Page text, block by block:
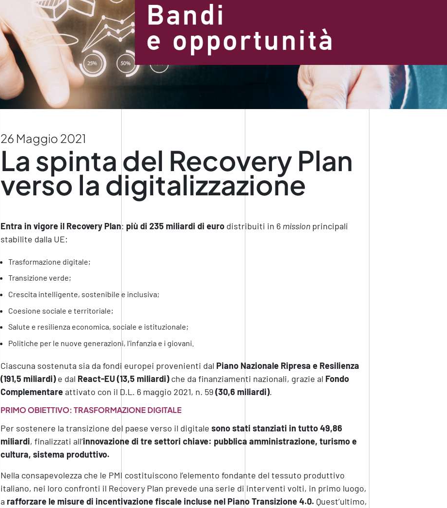
26 Maggio 2021
La spinta del Recovery Plan
verso la digitalizzazione
Entra in vigore il Recovery Plan: più di 235 miliardi di eurodistribuiti in 6 missionprincipali
stabilite dalla UE:
Trasformazione digitale;
Transizione verde;
Crescita intelligente, sostenibile e inclusiva;
Coesione sociale e territoriale;
Salute e resilienza economica, sociale e istituzionale;
Politiche per le nuove generazioni, l’infanzia e i giovani.
Ciascuna sostenuta sia da fondi europei provenienti dal Piano Nazionale Ripresa e Resilienza
(191,5 miliardi)e dal React-EU (13,5 miliardi)che da finanziamenti nazionali, grazie al Fondo
Complementareattivato con il D.L. 6 maggio 2021, n. 59(30,6 miliardi).
PRIMO OBIETTIVO: TRASFORMAZIONE DIGITALE
Per sostenere la transizione del paese verso il digitale sono stati stanziati in tutto 49,86
miliardi, finalizzati all’innovazione di tre settori chiave: pubblica amministrazione, turismo e
cultura, sistema produttivo.
Nella consapevolezza che le PMI costituiscono l’elemento fondante del tessuto produttivo
italiano, nei loro confronti il Recovery Plan prevede una serie di interventi volti, in primo luogo,
a rafforzare le misure di incentivazione fiscale incluse nel Piano Transizione 4.0. Quest’ultimo,